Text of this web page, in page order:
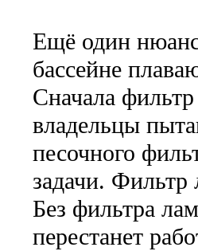
Ещё один
бассейне
Сначала
владельцы
песочного
задачи.
Без фильтра
перестанет